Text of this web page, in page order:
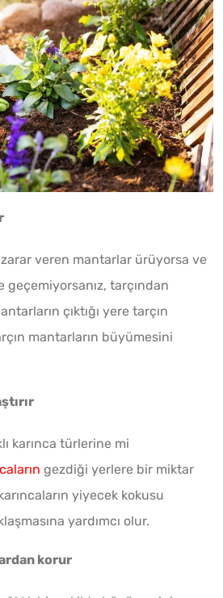
veren mantarlar ürüyorsa ve
tarçından
çıktığı yere tarçın
mantarların büyümesini
karınca türlerine mi
gezdiği yerlere bir miktar
yiyecek kokusu
yardımcı olur.
korur